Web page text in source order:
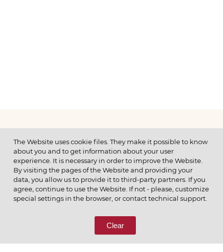
МЕНЮ
© 2026 ОАО
ПОЗВОНИТЕ НАМ
8 (800) 333-65-66
The Website uses cookie files. They make it possible to know
about you and to get information about your user
experience. It is necessary in order to improve the Website.
By visiting the pages of the Website and providing your
data, you allow us to provide it to third-party partners. If you
agree, continue to use the Website. If not - please, customize
special settings in the browser, or contact technical support.
Clear